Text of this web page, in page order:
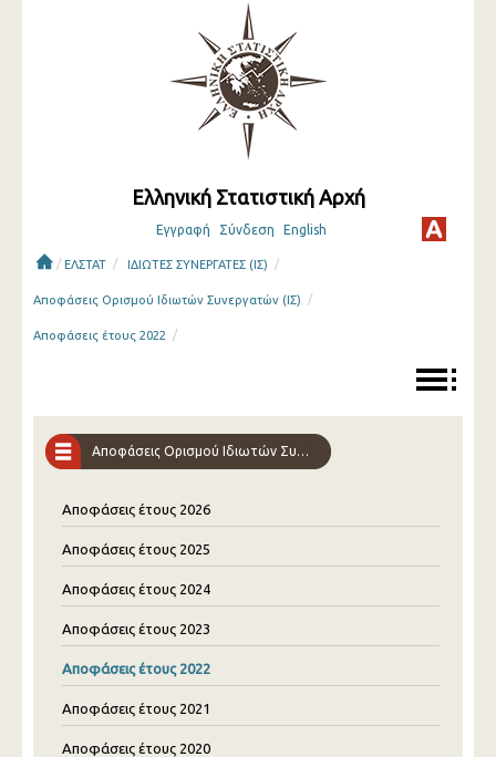
Ελληνική Στατιστική Αρχή
Εγγραφή Σύνδεση English
/ ΕΛΣΤΑΤ / ΙΔΙΩΤΕΣ ΣΥΝΕΡΓΑΤΕΣ (ΙΣ) /
Αποφάσεις Ορισμού Ιδιωτών Συνεργατών (ΙΣ) /
Αποφάσεις έτους 2022 /
Αποφάσεις Ορισμού Ιδιωτών Συνεργατών (ΙΣ)
Αποφάσεις έτους 2026
Αποφάσεις έτους 2025
Αποφάσεις έτους 2024
Αποφάσεις έτους 2023
Αποφάσεις έτους 2022
Αποφάσεις έτους 2021
Αποφάσεις έτους 2020